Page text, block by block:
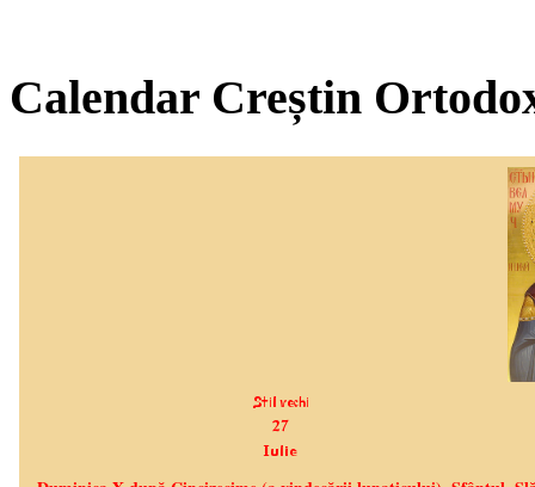
Calendar Creștin